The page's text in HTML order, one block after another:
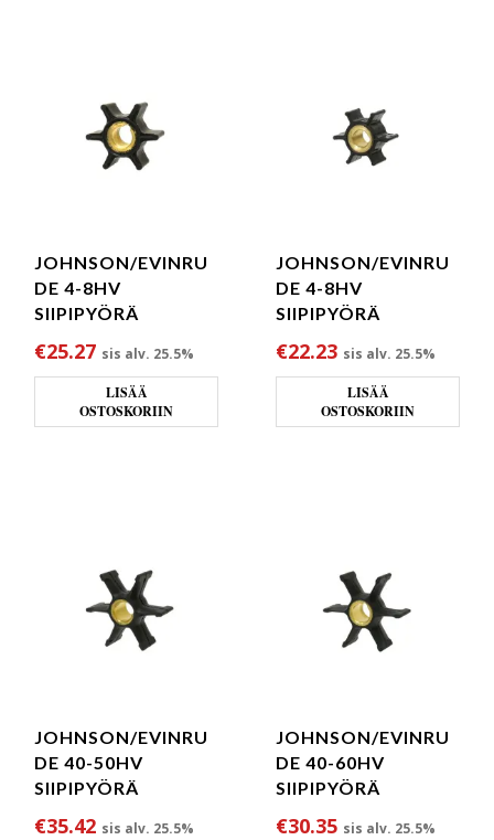
JOHNSON/EVINRU
DE 4-8HV
SIIPIPYÖRÄ
€25.27 sis alv. 25.5%
LISÄÄ
OSTOSKORIIN
JOHNSON/EVINRU
DE 4-8HV
SIIPIPYÖRÄ
€22.23 sis alv. 25.5%
LISÄÄ
OSTOSKORIIN
JOHNSON/EVINRU
DE 40-50HV
SIIPIPYÖRÄ
€35.42 sis alv. 25.5%
JOHNSON/EVINRU
DE 40-60HV
SIIPIPYÖRÄ
€30.35 sis alv. 25.5%